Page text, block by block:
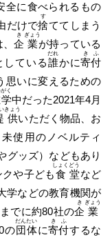
全に食べられるもの
だけで捨
す
ててしまう
、企
き
業
ぎょう
が持っている
している誰
だれ
かに寄
き
付
ふ
思いに変えるための
学
がく
中だった2021年4月
供
きょう
いただく物品、お
使用のノベルティ
グッズ）などもあり
や子ども食
しょく
堂
どう
など
学などの教育機関が
でに約80社の企
き
業
ぎょう
の団
だん
体
たい
に寄
き
付
ふ
するな